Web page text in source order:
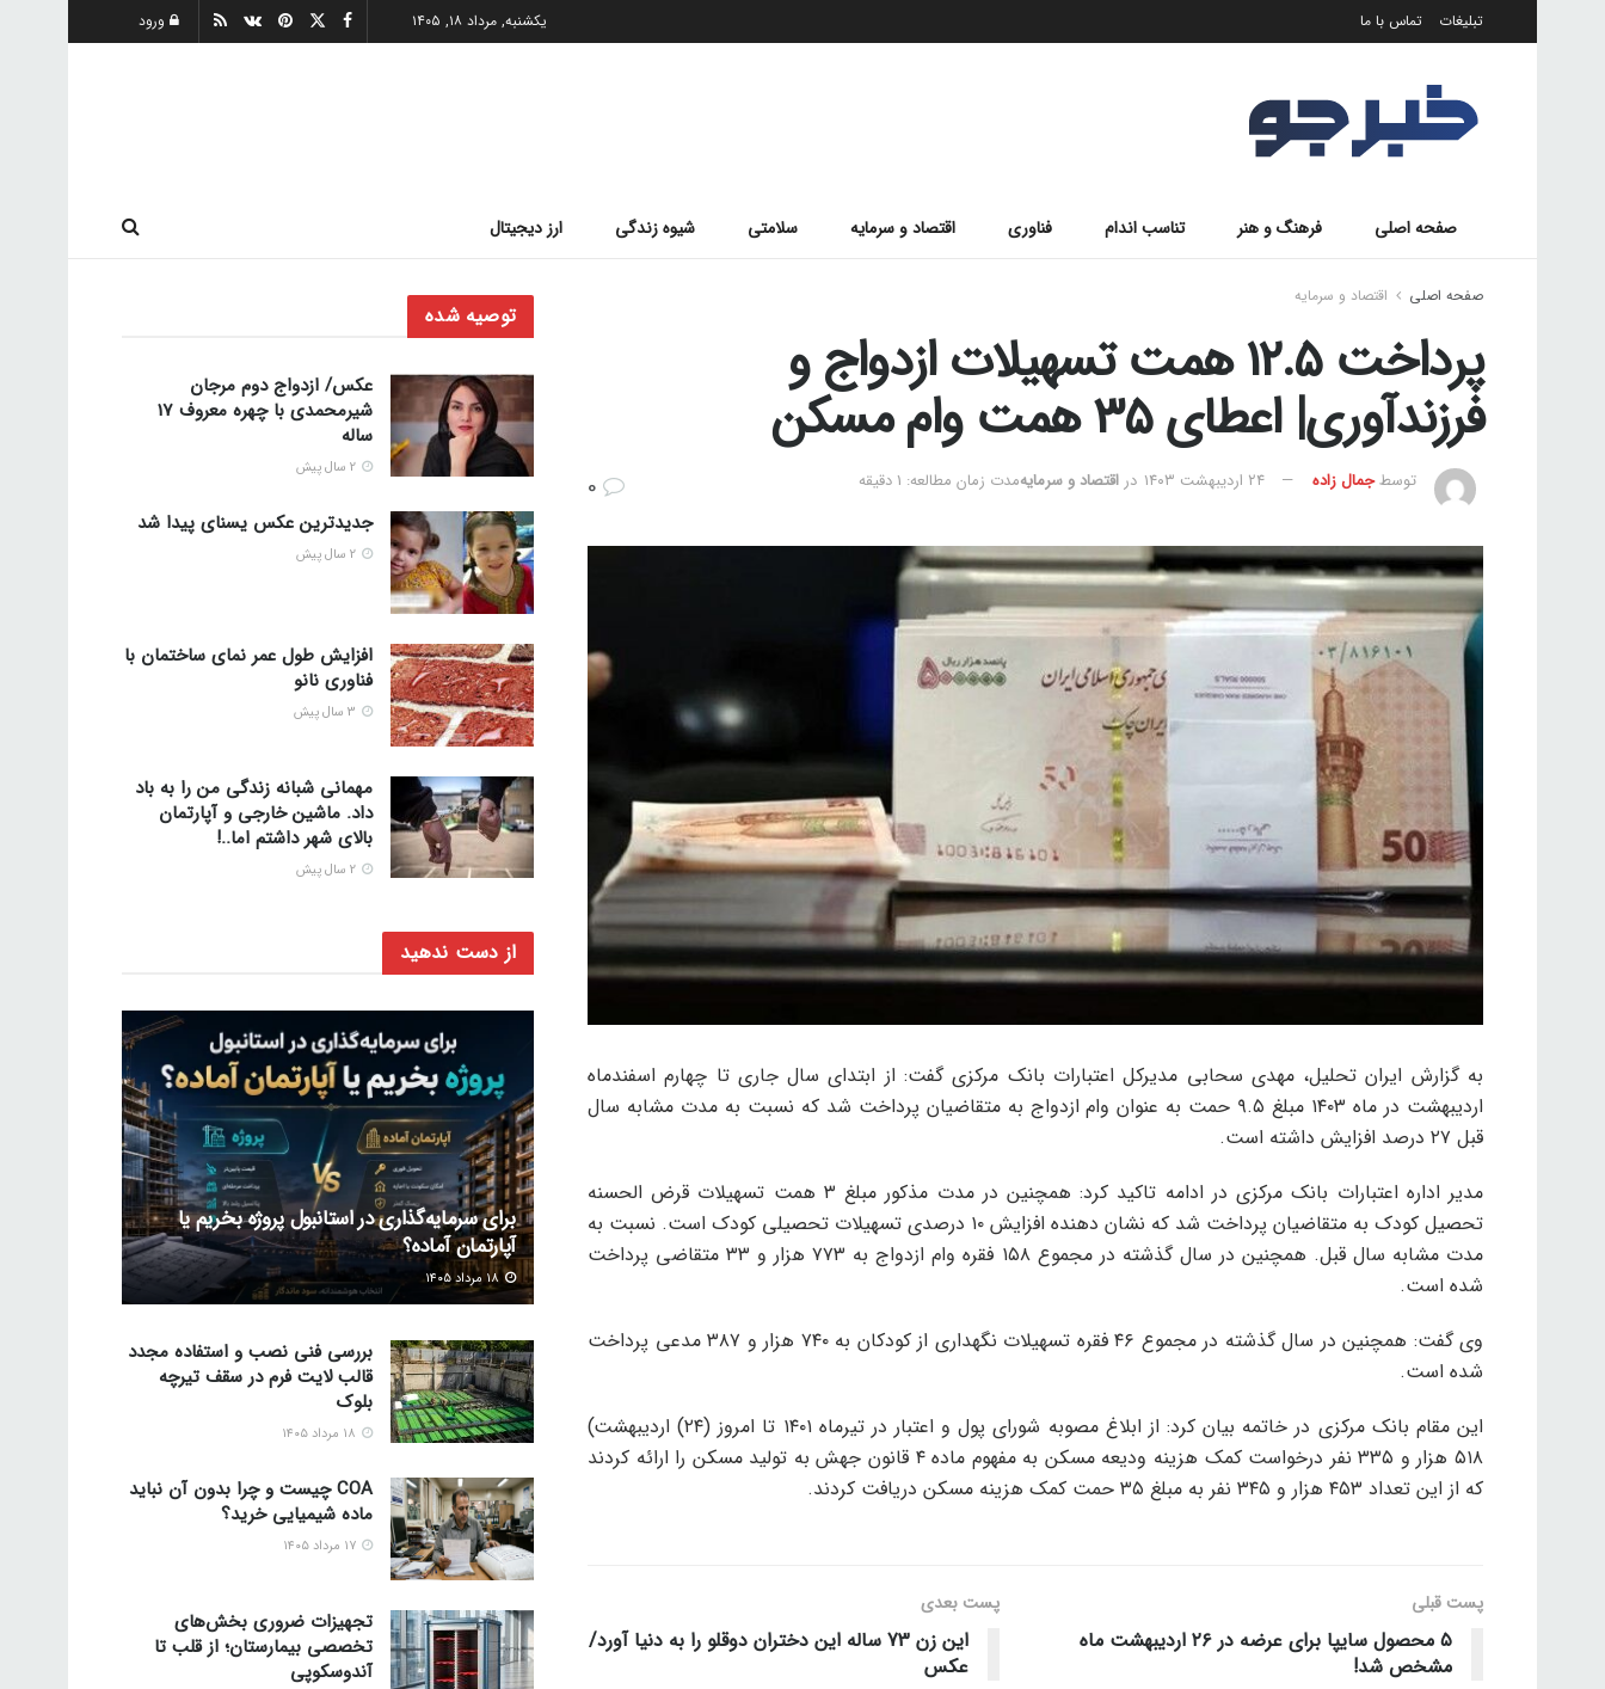
تبلیغات تماس با ما یکشنبه, مرداد ۱۸, ۱۴۰۵ ورود
صفحه اصلی فرهنگ و هنر تناسب اندام فناوری اقتصاد و سرمایه سلامتی شیوه زندگی ارز دیجیتال
صفحه اصلی اقتصاد و سرمایه
پرداخت ۱۲.۵ همت تسهیلات ازدواج و
فرزندآوری| اعطای ۳۵ همت وام مسکن
توسطجمال زاده ۲۴ اردیبهشت ۱۴۰۳ در اقتصاد و سرمایهمدت زمان مطالعه: 1 دقیقه
به گزارش ایران تحلیل، مهدی سحابی مدیرکل اعتبارات بانک مرکزی گفت: از ابتدای سال جاری تا چهارم اسفندماه
اردیبهشت در ماه ۱۴۰۳ مبلغ ۹.۵ حمت به عنوان وام ازدواج به متقاضیان پرداخت شد که نسبت به مدت مشابه سال
قبل ۲۷ درصد افزایش داشته است.
مدیر اداره اعتبارات بانک مرکزی در ادامه تاکید کرد: همچنین در مدت مذکور مبلغ ۳ همت تسهیلات قرض الحسنه
تحصیل کودک به متقاضیان پرداخت شد که نشان دهنده افزایش ۱۰ درصدی تسهیلات تحصیلی کودک است. نسبت به
مدت مشابه سال قبل. همچنین در سال گذشته در مجموع ۱۵۸ فقره وام ازدواج به ۷۷۳ هزار و ۳۳ متقاضی پرداخت
شده است.
وی گفت: همچنین در سال گذشته در مجموع ۴۶ فقره تسهیلات نگهداری از کودکان به ۷۴۰ هزار و ۳۸۷ مدعی پرداخت
شده است.
این مقام بانک مرکزی در خاتمه بیان کرد: از ابلاغ مصوبه شورای پول و اعتبار در تیرماه ۱۴۰۱ تا امروز (۲۴) اردیبهشت)
۵۱۸ هزار و ۳۳۵ نفر درخواست کمک هزینه ودیعه مسکن به مفهوم ماده ۴ قانون جهش به تولید مسکن را ارائه کردند
که از این تعداد ۴۵۳ هزار و ۳۴۵ نفر به مبلغ ۳۵ حمت کمک هزینه مسکن دریافت کردند.
پست قبلی
۵ محصول سایپا برای عرضه در ۲۶ اردیبهشت ماه
مشخص شد!
پست‌ بعدی
این زن 73 ساله این دختران دوقلو را به دنیا آورد/
عکس
توصیه شده
عکس/ ازدواج دوم مرجان
شیرمحمدی با چهره معروف 17
ساله
جدیدترین عکس یسنای پیدا شد
افزایش طول عمر نمای ساختمان با
فناوری نانو
مهمانی شبانه زندگی من را به باد
داد. ماشین خارجی و آپارتمان
بالای شهر داشتم اما..!
از دست ندهید
برای سرمایه‌گذاری در استانبول پروژه بخریم یا
آپارتمان آماده؟
۱۸ مرداد ۱۴۰۵
بررسی فنی نصب و استفاده مجدد
قالب لایت فرم در سقف تیرچه
بلوک
COA چیست و چرا بدون آن نباید
ماده شیمیایی خرید؟
تجهیزات ضروری بخش‌های
تخصصی بیمارستان؛ از قلب تا
آندوسکوپی